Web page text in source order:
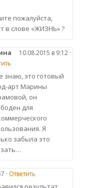
пожалуйста,
в слове «ЖИЗНЬ» ?
10.08.2015 в 9:12 ·
знаю, это готовый
арт Марины
он
для
Я
забыла это
· Ответить